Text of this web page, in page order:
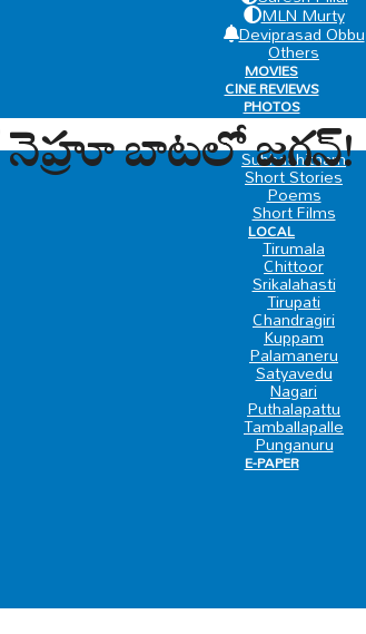
MLN Murty
Deviprasad Obbu
Others
MOVIES
CINE REVIEWS
PHOTOS
VIDEOS
SPECIAL
Subhashitham
Short Stories
Poems
Short Films
LOCAL
Tirumala
Chittoor
Srikalahasti
Tirupati
Chandragiri
Kuppam
Palamaneru
Satyavedu
Nagari
Puthalapattu
Tamballapalle
Punganuru
E-PAPER
బాటలో జగన్!